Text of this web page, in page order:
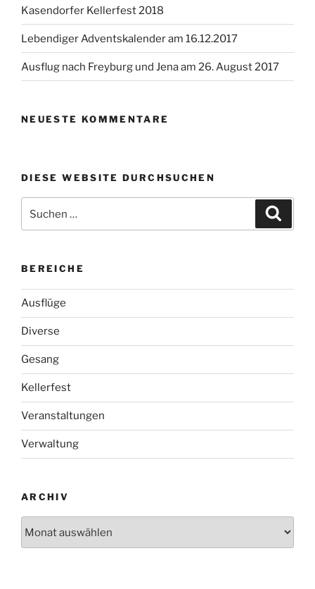
Kasendorfer Kellerfest 2018
Lebendiger Adventskalender am 16.12.2017
Ausflug nach Freyburg und Jena am 26. August 2017
NEUESTE KOMMENTARE
DIESE WEBSITE DURCHSUCHEN
nach:
BEREICHE
Ausflüge
Diverse
Gesang
Kellerfest
Veranstaltungen
Verwaltung
ARCHIV